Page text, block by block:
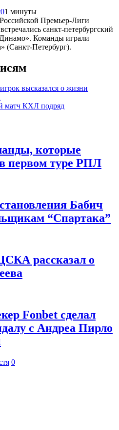
01 минуты
Премьер-Лиги
санкт-петербургский
Команды играли
(Санкт-Петербург).
высказался о жизни
матч КХЛ подряд
которые
первом туре РПЛ
Бабич
“Спартака”
рассказал о
Fonbet сделал
с Андреа Пирло
0